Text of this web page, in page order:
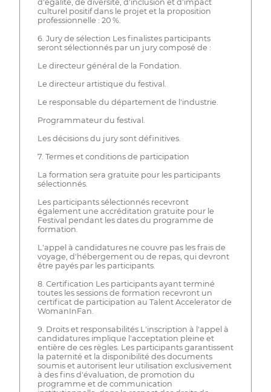
d'égalité, de diversité, d'inclusion et d'impact
culturel positif dans le projet et la proposition
professionnelle : 20 %.
6. Jury de sélection Les finalistes participants
seront sélectionnés par un jury composé de :
Le directeur général de la Fondation.
Le directeur artistique du festival.
Le responsable du département de l'industrie.
Programmateur du festival.
Les décisions du jury sont définitives.
7. Termes et conditions de participation
La formation sera gratuite pour les participants
sélectionnés.
Les participants sélectionnés recevront
également une accréditation gratuite pour le
Festival pendant les dates du programme de
formation.
L'appel à candidatures ne couvre pas les frais de
voyage, d'hébergement ou de repas, qui devront
être payés par les participants.
8. Certification Les participants ayant terminé
toutes les sessions de formation recevront un
certificat de participation au Talent Accelerator de
WomanInFan.
9. Droits et responsabilités L'inscription à l'appel à
candidatures implique l'acceptation pleine et
entière de ces règles. Les participants garantissent
la paternité et la disponibilité des documents
soumis et autorisent leur utilisation exclusivement
à des fins d'évaluation, de promotion du
programme et de communication